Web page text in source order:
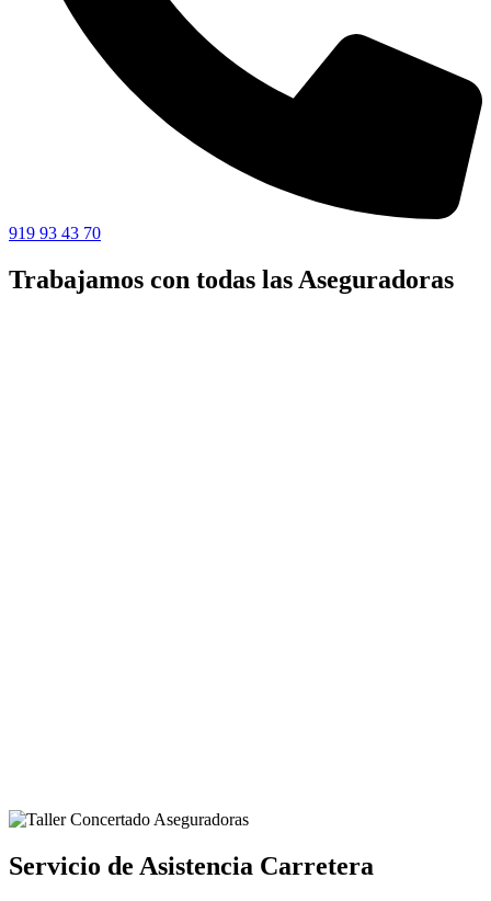
919 93 43 70
Trabajamos con todas las Aseguradoras
Servicio de Asistencia Carretera